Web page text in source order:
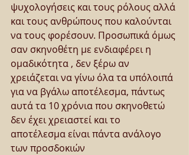
ψυχολογήσεις και τους ρόλους αλλά
και τους ανθρώπους που καλούνται
να τους φορέσουν. Προσωπικά όμως
σαν σκηνοθέτη με ενδιαφέρει η
ομαδικότητα , δεν ξέρω αν
χρειάζεται να γίνω όλα τα υπόλοιπά
για να βγάλω αποτέλεσμα, πάντως
αυτά τα 10 χρόνια που σκηνοθετώ
δεν έχει χρειαστεί και το
αποτέλεσμα είναι πάντα ανάλογο
των προσδοκιών